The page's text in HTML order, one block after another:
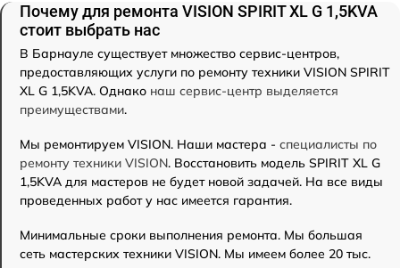
Почему для ремонта VISION SPIRIT XL G 1,5KVA
стоит выбрать нас
В Барнауле существует множество сервис-центров,
предоставляющих услуги по ремонту техники VISION SPIRIT
XL G 1,5KVA. Однако наш сервис-центр выделяется
преимуществами.
Мы ремонтируем VISION. Наши мастера - специалисты по
ремонту техники VISION. Восстановить модель SPIRIT XL G
1,5KVA для мастеров не будет новой задачей. На все виды
проведенных работ у нас имеется гарантия.
Минимальные сроки выполнения ремонта. Мы большая
сеть мастерских техники VISION. Мы имеем более 20 тыс.